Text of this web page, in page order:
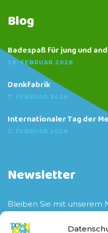
Blog
Badespaß für jung und
28. FEBRUAR 2026
Denkfabrik
7. FEBRUAR 2026
Internationaler Tag der
3. FEBRUAR 2026
Newsletter
Bleiben Sie mit unserem
Veranstaltungen und